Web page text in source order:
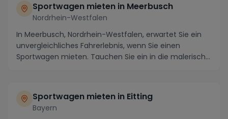
Sportwagen mieten in Meerbusch
Nordrhein-Westfalen
In Meerbusch, Nordrhein-Westfalen, erwartet Sie ein
unvergleichliches Fahrerlebnis, wenn Sie einen
Sportwagen mieten. Tauchen Sie ein in die malerisch...
Sportwagen mieten in Eitting
Bayern